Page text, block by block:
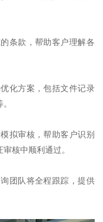
条款，帮助客户理解各
化方案，包括文件记录
拟审核，帮助客户识别
核中顺利通过。
团队将全程跟踪，提供